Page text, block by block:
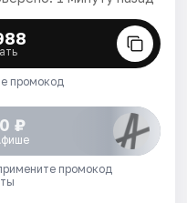
промокод
₽
промокод